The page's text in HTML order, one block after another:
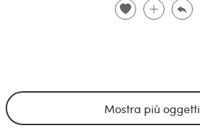
Mostra più oggetti